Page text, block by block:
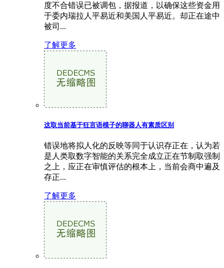
度不合错误已被调包，据报道，以确保这些资金用
于委内瑞拉人平易近和美国人平易近。却正在途中
被司...
了解更多
这取当前基于狂言语模子的聊器人有素质区别
错误地将拟人化的反映等同于认识存正在，认为若
是人类取数字智能的关系完全成立正在节制取强制
之上，应正在审慎评估的根本上，当前会商中遍及
存正...
了解更多